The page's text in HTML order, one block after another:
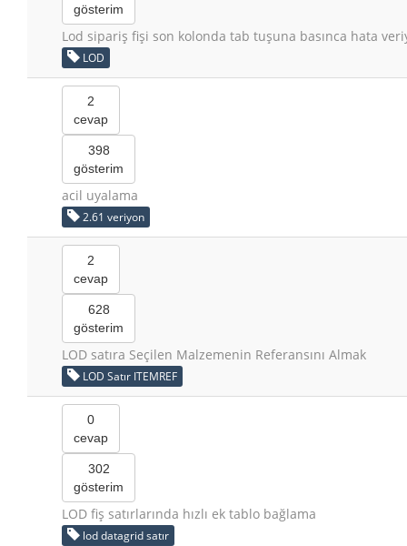
gösterim
Lod sipariş fişi son kolonda tab tuşuna basınca hata
LOD
2
cevap
398
gösterim
acil uyalama
2.61 veriyon
2
cevap
628
gösterim
LOD satıra Seçilen Malzemenin Referansını Almak
LOD Satır ITEMREF
0
cevap
302
gösterim
LOD fiş satırlarında hızlı ek tablo bağlama
lod datagrid satır